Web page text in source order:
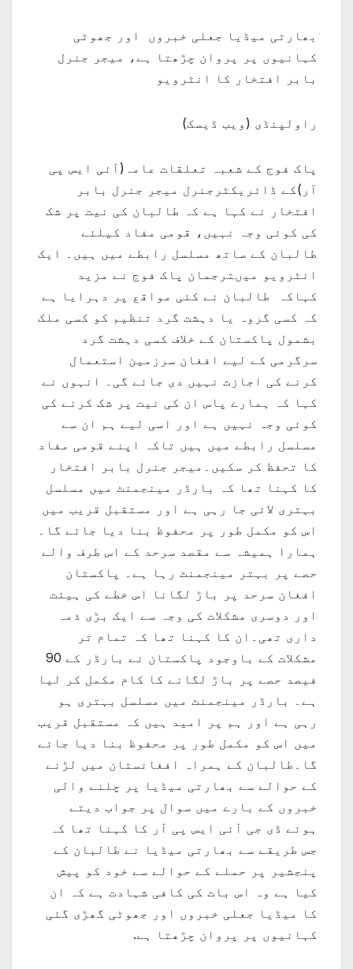
بھارتی میڈیا جعلی خبروں اور جھوٹی
کہانیوں پر پروان چڑھتا ہے، میجر جنرل
بابر افتخار کا انٹرویو
راولپنڈی (ویب ڈیسک)
پاک فوج کے شعبہ تعلقات عامہ(آئی ایس پی
آر)کے ڈائریکٹرجنرل میجر جنرل بابر
افتخار نے کہا ہے کہ طالبان کی نیت پر شک
کی کوئی وجہ نہیں، قومی مفاد کیلئے
طالبان کے ساتھ مسلسل رابطے میں ہیں۔ ایک
انٹرویو میںترجمان پاک فوج نے مزید
کہاکہ طالبان نے کئی مواقع پر دہرایا ہے
کہ کسی گروہ یا دہشت گرد تنظیم کو کسی ملک
بشمول پاکستان کے خلاف کسی دہشت گرد
سرگرمی کے لیے افغان سرزمین استعمال
کرنے کی اجازت نہیں دی جائے گی۔ انہوں نے
کہا کہ ہمارے پاس ان کی نیت پر شک کرنے کی
کوئی وجہ نہیں ہے اور اسی لیے ہم ان سے
مسلسل رابطے میں ہیں تاکہ اپنے قومی مفاد
کا تحفظ کر سکیں۔میجر جنرل بابر افتخار
کا کہنا تھا کہ بارڈر مینجمنٹ میں مسلسل
بہتری لائی جا رہی ہے اور مستقبل قریب میں
اس کو مکمل طور پر محفوظ بنا دیا جائے گا۔
ہمارا ہمیشہ سے مقصد سرحد کے اس طرف والے
حصے پر بہتر مینجمنٹ رہا ہے۔ پاکستان
افغان سرحد پر باڑ لگانا اس خطے کی ہیئت
اور دوسری مشکلات کی وجہ سے ایک بڑی ذمہ
داری تھی۔ان کا کہنا تھا کہ تمام تر
مشکلات کے باوجود پاکستان نے بارڈر کے 90
فیصد حصے پر باڑ لگانے کا کام مکمل کر لیا
ہے۔ بارڈر مینجمنٹ میں مسلسل بہتری ہو
رہی ہے اور ہم پر امید ہیں کہ مستقبل قریب
میں اس کو مکمل طور پر محفوظ بنا دیا جائے
گا۔طالبان کے ہمراہ افغانستان میں لڑنے
کے حوالے سے بھارتی میڈیا پر چلنے والی
خبروں کے بارے میں سوال پر جواب دیتے
ہوئے ڈی جی آئی ایس پی آر کا کہنا تھا کہ
جس طریقے سے بھارتی میڈیا نے طالبان کے
پنجشیر پر حملے کے حوالے سے خود کو پیش
کیا ہے وہ اس بات کی کافی شہادت ہے کہ ان
کا میڈیا جعلی خبروں اور جھوٹی گھڑی گئی
کہانیوں پر پروان چڑھتا ہے.